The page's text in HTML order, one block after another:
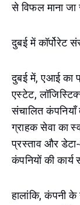
से विफल माना
दुबई में कॉर्पोरेट
दुबई में, एआई का
एस्टेट,
संचालित
ग्राहक सेवा का
प्रस्ताव और
कंपनियों की
हालांकि, कंपनी